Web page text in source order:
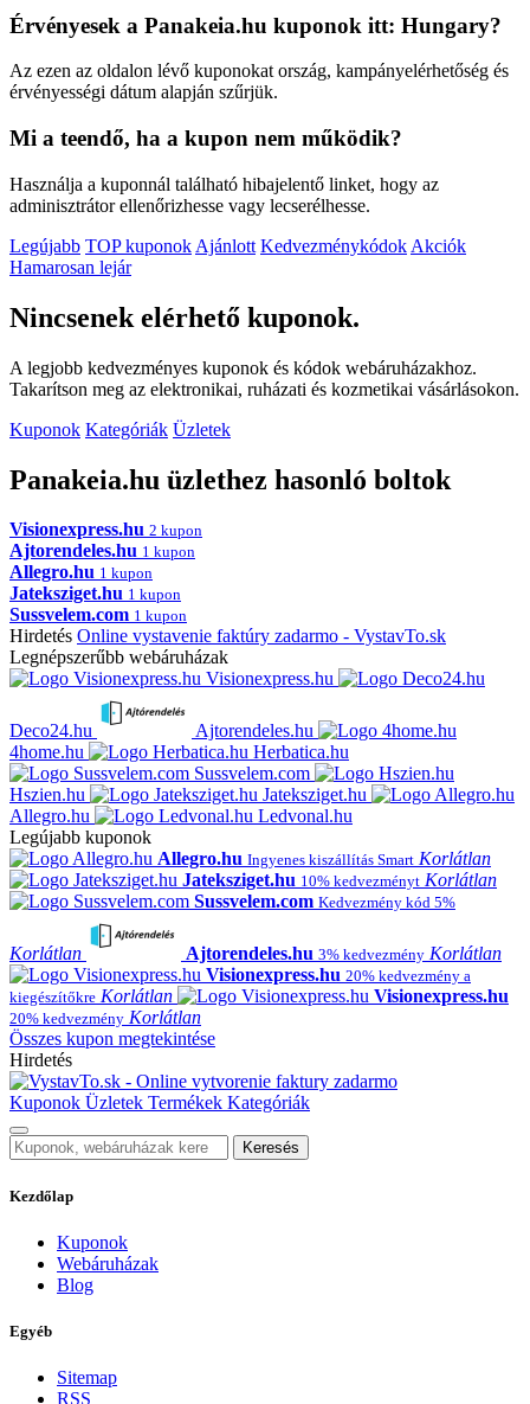
Érvényesek a Panakeia.hu kuponok itt: Hungary?
Az ezen az oldalon lévő kuponokat ország, kampányelérhetőség és
érvényességi dátum alapján szűrjük.
Mi a teendő, ha a kupon nem működik?
Használja a kuponnál található hibajelentő linket, hogy az
adminisztrátor ellenőrizhesse vagy lecserélhesse.
Legújabb TOP kuponok Ajánlott Kedvezménykódok Akciók
Hamarosan lejár
Nincsenek elérhető kuponok.
A legjobb kedvezményes kuponok és kódok webáruházakhoz.
Takarítson meg az elektronikai, ruházati és kozmetikai vásárlásokon.
Kuponok Kategóriák Üzletek
Panakeia.hu üzlethez hasonló boltok
Visionexpress.hu 2 kupon
Ajtorendeles.hu 1 kupon
Allegro.hu 1 kupon
Jateksziget.hu 1 kupon
Sussvelem.com 1 kupon
Hirdetés Online vystavenie faktúry zadarmo - VystavTo.sk
Legnépszerűbb webáruházak
Visionexpress.hu
Deco24.hu
Ajtorendeles.hu
4home.hu
Herbatica.hu
Sussvelem.com
Hszien.hu
Jateksziget.hu
Allegro.hu
Ledvonal.hu
Legújabb kuponok
Allegro.hu Ingyenes kiszállítás Smart Korlátlan
Jateksziget.hu 10% kedvezményt Korlátlan
Sussvelem.com Kedvezmény kód 5%
Korlátlan Ajtorendeles.hu 3% kedvezmény Korlátlan
Visionexpress.hu 20% kedvezmény a
kiegészítőkre Korlátlan Visionexpress.hu
20% kedvezmény Korlátlan
Összes kupon megtekintése
Hirdetés
Kuponok Üzletek Termékek Kategóriák
Keresés
Kezdőlap
Kuponok
Webáruházak
Blog
Egyéb
Sitemap
RSS